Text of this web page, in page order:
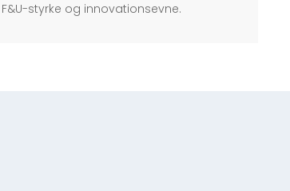
styrke og innovationsevne.